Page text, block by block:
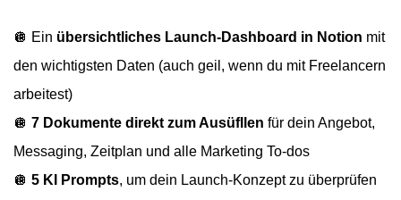
🪩 Ein übersichtliches Launch-Dashboard in Notion mit
den wichtigsten Daten (auch geil, wenn du mit Freelancern
arbeitest)
🪩 7 Dokumente direkt zum Ausüfllen für dein Angebot,
Messaging, Zeitplan und alle Marketing To-dos
🪩 5 KI Prompts, um dein Launch-Konzept zu überprüfen